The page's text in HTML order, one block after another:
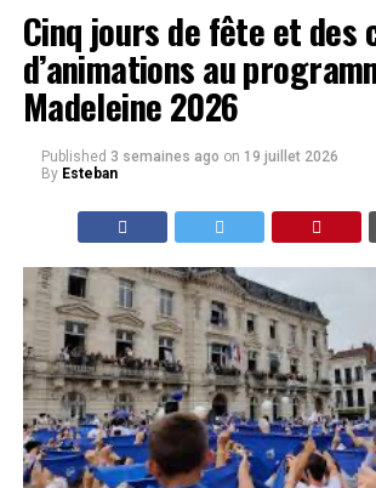
Cinq jours de fête et des
d’animations au
Madeleine 2026
Published 3 semaines ago on 19 juillet 2026
By Esteban